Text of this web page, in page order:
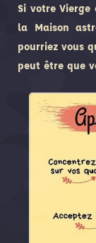
Si votre Vierge
la Maison
pourriez vous
peut être que